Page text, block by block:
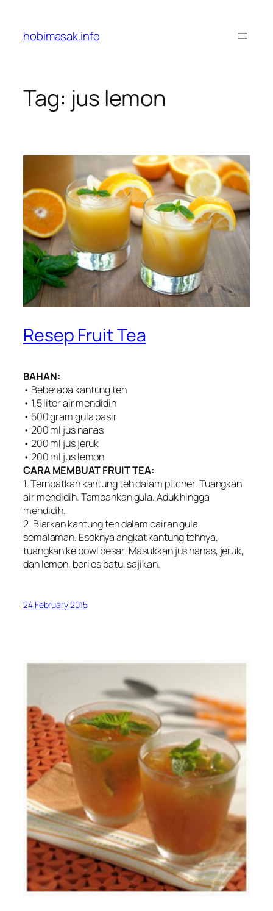
content
hobimasak.info
Tag: jus lemon
Resep Fruit Tea
BAHAN:
• Beberapa kantung teh
• 1,5 liter air mendidih
• 500 gram gula pasir
• 200 ml jus nanas
• 200 ml jus jeruk
• 200 ml jus lemon
CARA MEMBUAT FRUIT TEA:
1. Ternpatkan kantung teh dalam pitcher. Tuangkan
air mendidih. Tambahkan gula. Aduk hingga
mendidih.
2. Biarkan kantung teh dalam cairan gula
semalaman. Esoknya angkat kantung tehnya,
tuangkan ke bowl besar. Masukkan jus nanas, jeruk,
dan lemon, beri es batu, sajikan.
24 February 2015